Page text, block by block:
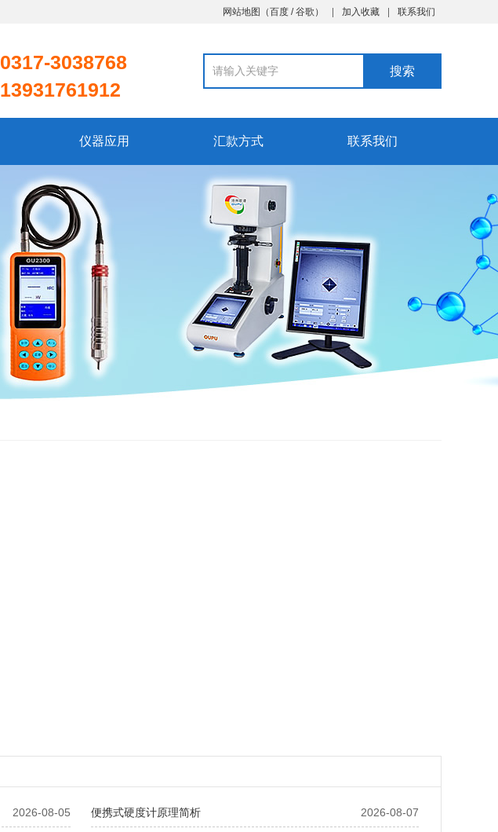
网站地图 （百度 /谷歌 ） 加入收藏 联系我们
0317-3038768
13931761912
仪器应用 汇款方式 联系我们
2026-08-05 2026-08-07
便携式硬度计原理简析